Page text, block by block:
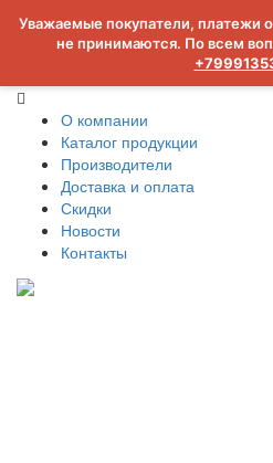
Уважаемые покупатели, платежи
не принимаются. По всем
О компании
Каталог продукции
Производители
Доставка и оплата
Скидки
Новости
Контакты